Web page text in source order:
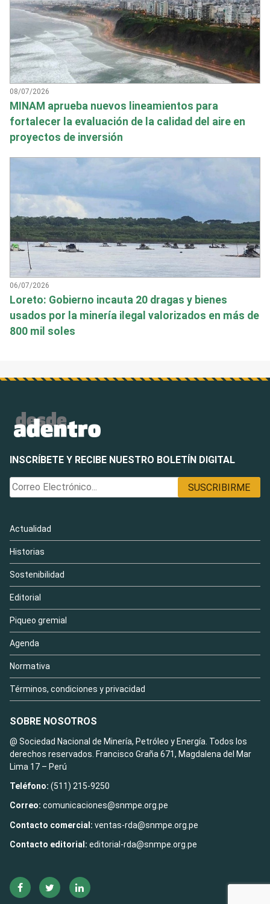
08/07/2026
MINAM aprueba nuevos lineamientos para
fortalecer la evaluación de la calidad del aire en
proyectos de inversión
06/07/2026
Loreto: Gobierno incauta 20 dragas y bienes
usados por la minería ilegal valorizados en más de
800 mil soles
INSCRÍBETE Y RECIBE NUESTRO BOLETÍN DIGITAL
Actualidad
Historias
Sostenibilidad
Editorial
Piqueo gremial
Agenda
Normativa
Términos, condiciones y privacidad
SOBRE NOSOTROS
@ Sociedad Nacional de Minería, Petróleo y Energía. Todos los
derechos reservados. Francisco Graña 671, Magdalena del Mar
Lima 17 – Perú
Teléfono: (511) 215-9250
Correo: comunicaciones@snmpe.org.pe
Contacto comercial: ventas-rda@snmpe.org.pe
Contacto editorial: editorial-rda@snmpe.org.pe